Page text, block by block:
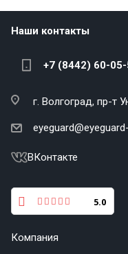
Наши контакты
+7 (8442) 60-
г. Волгоград, пр-т
ВКонтакте
5.0
Компания